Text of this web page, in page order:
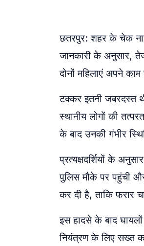
छतरपुर: शहर के चेक
जानकारी के अनुसार,
दोनों महिलाएं अपने काम
टक्कर इतनी जबरदस्त
स्थानीय लोगों की
के बाद उनकी गंभीर
प्रत्यक्षदर्शियों के
पुलिस मौके पर पहुंची
कर दी है, ताकि फरार
इस हादसे के बाद
नियंत्रण के लिए सख्त